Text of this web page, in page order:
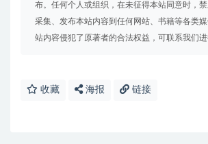
布。任何个人或组织，在未征得本站同意时，禁
采集、发布本站内容到任何网站、书籍等各类
站内容侵犯了原著者的合法权益，可联系我们进
收藏 海报 链接